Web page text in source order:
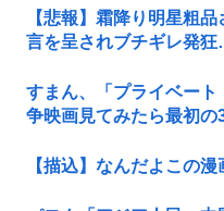
【悲報】霜降り明星粗
言を呈されブチギレ発
すまん、「プライベー
争映画見てみたら最初
【描込】なんだよこの漫